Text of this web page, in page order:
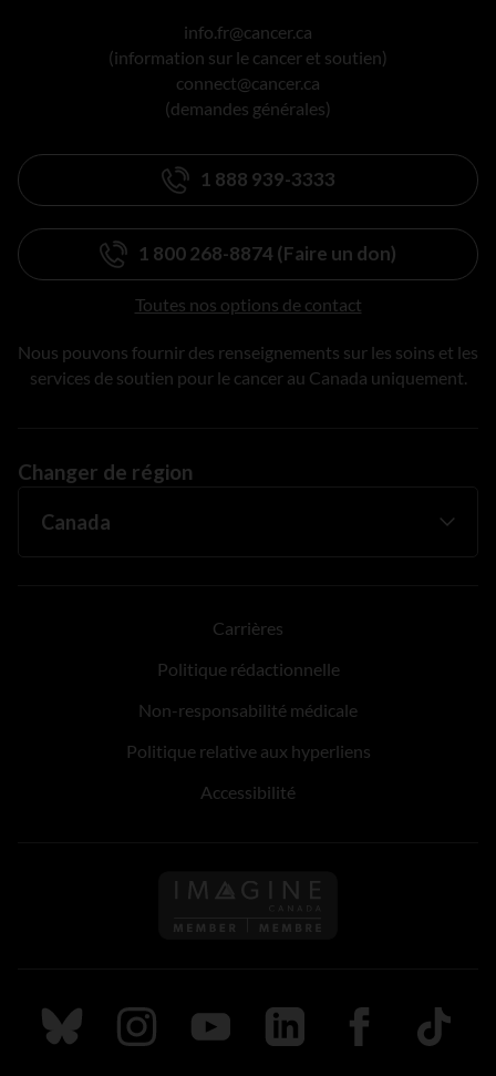
info.fr@cancer.ca
(information sur le cancer et soutien)
connect@cancer.ca
(demandes générales)
1 888 939-3333
1 800 268-8874 (Faire un don)
Toutes nos options de contact
Nous pouvons fournir des renseignements sur les soins et les
services de soutien pour le cancer au Canada uniquement.
Changer de région
Carrières
Politique rédactionnelle
Non-responsabilité médicale
Politique relative aux hyperliens
Accessibilité
Suivez nous sur Bluesky
Suivez nous sur Instagram
Suivez nous sur Youtube
Suivez nous sur LinkedIn
Suivez nous sur
TikTok